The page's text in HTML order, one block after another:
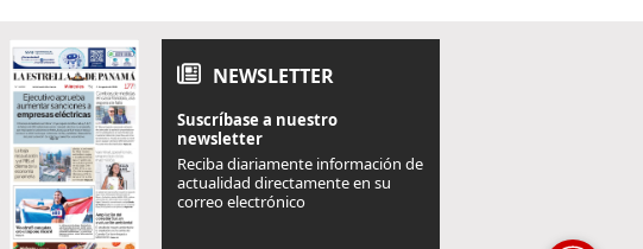
NEWSLETTER
Suscríbase a nuestro
newsletter
Reciba diariamente información de
actualidad directamente en su
correo electrónico